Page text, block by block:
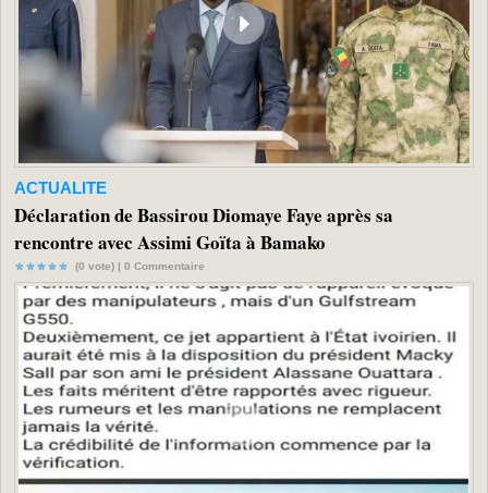
ACTUALITE
Déclaration de Bassirou Diomaye Faye après sa
rencontre avec Assimi Goïta à Bamako
(0 vote) | 0 Commentaire